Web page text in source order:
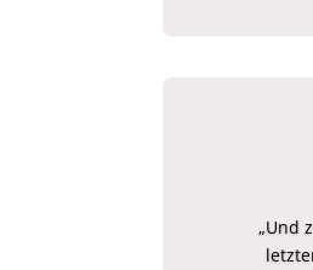
„Und